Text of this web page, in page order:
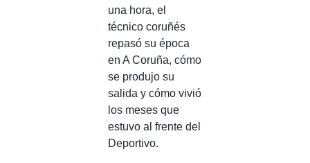
una hora, el
técnico coruñés
repasó su época
en A Coruña, cómo
se produjo su
salida y cómo vivió
los meses que
estuvo al frente del
Deportivo.